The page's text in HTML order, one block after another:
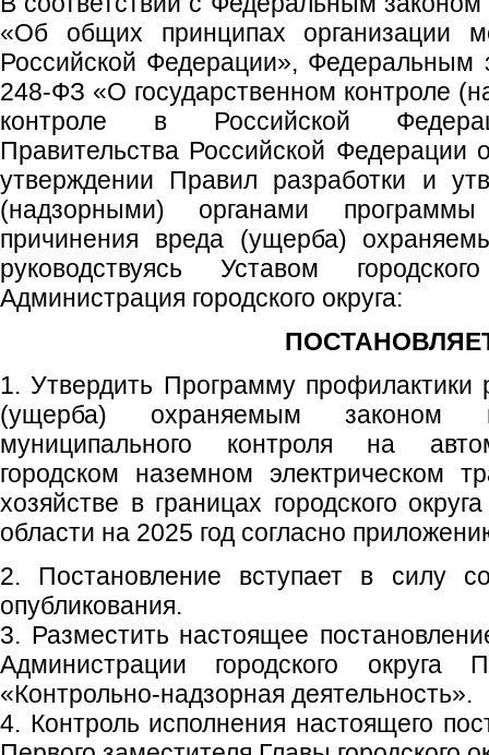
«Об общих принципах организации
Российской Федерации»,
248-ФЗ «О государственном контроле
контроле в Российской
Правительства Российской
утверждении Правил разработки и
(надзорными) органами
причинения вреда (ущерба)
руководствуясь Уставом
Администрация городского округа:
1. Утвердить Программу профилактики
(ущерба) охраняемым
муниципального контроля на
городском наземном электрическом
хозяйстве в границах городского
области на 2025 год согласно
2. Постановление вступает в силу
опубликования.
3. Разместить настоящее
Администрации городского округа
«Контрольно-надзорная деятельность».
4. Контроль исполнения настоящего